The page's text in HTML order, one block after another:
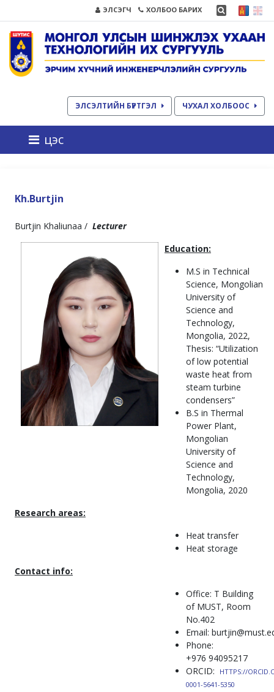
ЭЛСЭГЧ ХОЛБОО БАРИХ
ЭЛСЭЛТИЙН БҮРТГЭЛ ЧУХАЛ ХОЛБООС
цэс
Kh.Burtjin
Burtjin Khaliunaa / Lecturer
Education:
M.S in Technical
Science, Mongolian
University of
Science and
Technology,
Mongolia, 2022,
Thesis: “Utilization
of low potential
waste heat from
steam turbine
condensers”
B.S in Thermal
Power Plant,
Mongolian
University of
Science and
Technology,
Mongolia, 2020
Research areas:
Heat transfer
Heat storage
Contact info:
Office: T Building
of MUST, Room
No.402
Email:
Phone:
+976 94095217
ORCID:
HTTPS://
0001-5641-5350